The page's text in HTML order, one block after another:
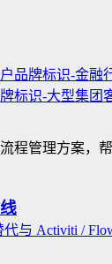
程管理方案，
与 Activiti /